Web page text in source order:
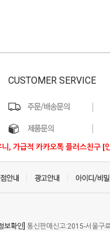
, 가급적 카카오톡 플러스친구 [
CUSTOMER SERVICE
보확인] 통신판매신고:2015-서울구